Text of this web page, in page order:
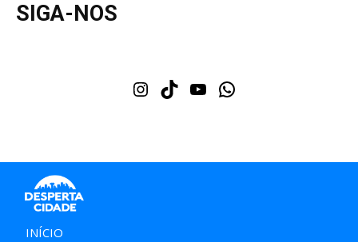
SIGA-NOS
Instagram
TikTok Youtube
INÍCIO